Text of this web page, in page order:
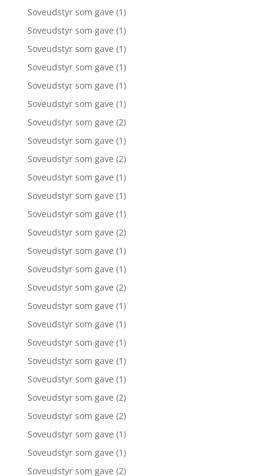
Soveudstyr som gave (1)
Soveudstyr som gave (1)
Soveudstyr som gave (1)
Soveudstyr som gave (1)
Soveudstyr som gave (1)
Soveudstyr som gave (1)
Soveudstyr som gave (2)
Soveudstyr som gave (1)
Soveudstyr som gave (2)
Soveudstyr som gave (1)
Soveudstyr som gave (1)
Soveudstyr som gave (1)
Soveudstyr som gave (2)
Soveudstyr som gave (1)
Soveudstyr som gave (1)
Soveudstyr som gave (2)
Soveudstyr som gave (1)
Soveudstyr som gave (1)
Soveudstyr som gave (1)
Soveudstyr som gave (1)
Soveudstyr som gave (1)
Soveudstyr som gave (2)
Soveudstyr som gave (2)
Soveudstyr som gave (1)
Soveudstyr som gave (1)
Soveudstyr som gave (2)